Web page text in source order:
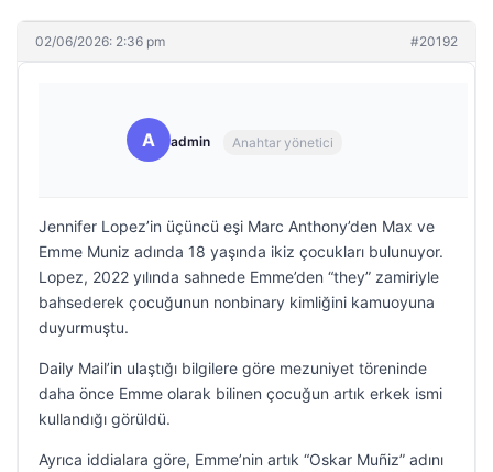
02/06/2026: 2:36 pm #20192
A admin Anahtar yönetici
Jennifer Lopez’in üçüncü eşi Marc Anthony’den Max ve
Emme Muniz adında 18 yaşında ikiz çocukları bulunuyor.
Lopez, 2022 yılında sahnede Emme’den “they” zamiriyle
bahsederek çocuğunun nonbinary kimliğini kamuoyuna
duyurmuştu.
Daily Mail’in ulaştığı bilgilere göre mezuniyet töreninde
daha önce Emme olarak bilinen çocuğun artık erkek ismi
kullandığı görüldü.
Ayrıca iddialara göre, Emme’nin artık “Oskar Muñiz” adını